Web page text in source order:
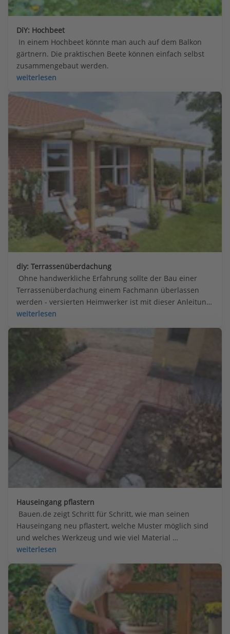
DiY: Hochbeet
In einem Hochbeet könnte man auch auf dem Balkon
gärtnern. Die praktischen Beete können einfach selbst
zusammengebaut werden.
weiterlesen
diy: Terrassenüberdachung
Ohne handwerkliche Erfahrung sollte der Bau einer
Terrassenüberdachung einem Fachmann überlassen
werden - versierten Heimwerker ist mit dieser Anleitung
geholfen.
weiterlesen
Hauseingang pflastern
Bauen.de zeigt Schritt für Schritt, wie man seinen
Hauseingang neu pflastert, welche Muster möglich sind
und welches Werkzeug und wie viel Material
Heimwerker dafür benötigen.
weiterlesen